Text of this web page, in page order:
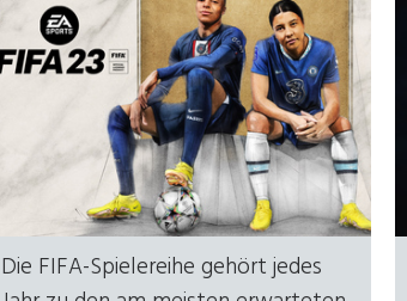
Die FIFA-Spielereihe gehört jedes